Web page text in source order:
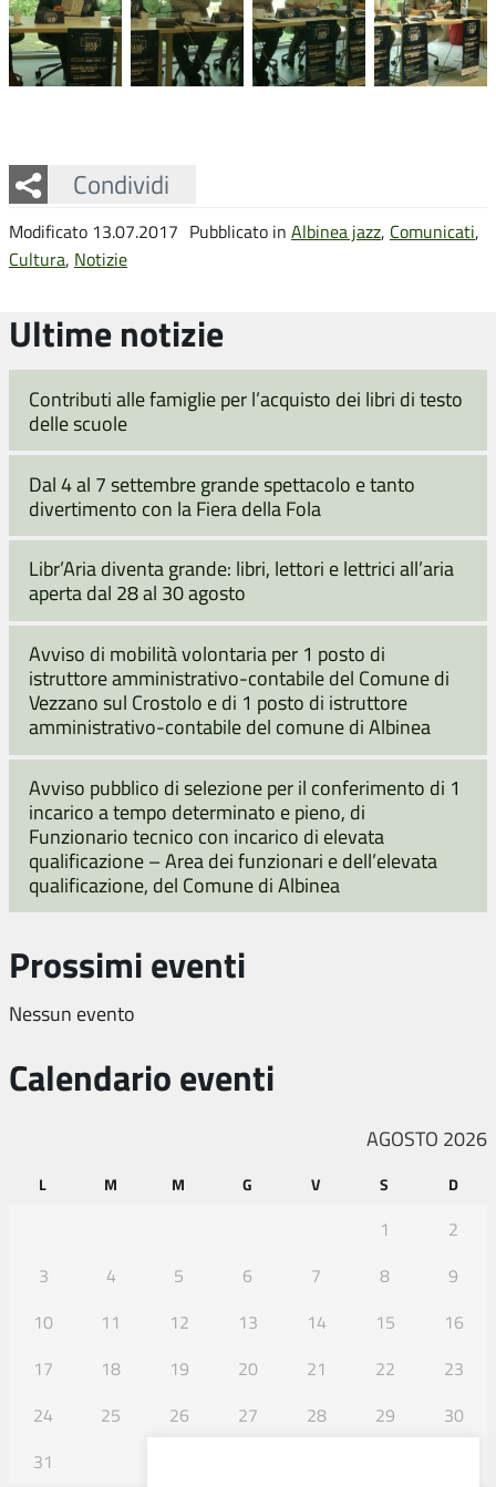
Condividi
Facebook
Twitter
Whatsapp
Modificato 13.07.2017 Pubblicato in Albinea jazz, Comunicati,
Cultura, Notizie
Ultime notizie
Contributi alle famiglie per l’acquisto dei libri di testo
delle scuole
Dal 4 al 7 settembre grande spettacolo e tanto
divertimento con la Fiera della Fola
Libr’Aria diventa grande: libri, lettori e lettrici all’aria
aperta dal 28 al 30 agosto
Avviso di mobilità volontaria per 1 posto di
istruttore amministrativo-contabile del Comune di
Vezzano sul Crostolo e di 1 posto di istruttore
amministrativo-contabile del comune di Albinea
Avviso pubblico di selezione per il conferimento di 1
incarico a tempo determinato e pieno, di
Funzionario tecnico con incarico di elevata
qualificazione – Area dei funzionari e dell’elevata
qualificazione, del Comune di Albinea
Prossimi eventi
Nessun evento
Calendario eventi
AGOSTO 2026
L M M G V S D
1
2
3
4 5 6 7 8
9
10
11 12 13 14 15
16
17
18 19 20 21 22
23
24
25 26 27 28 29
30
31